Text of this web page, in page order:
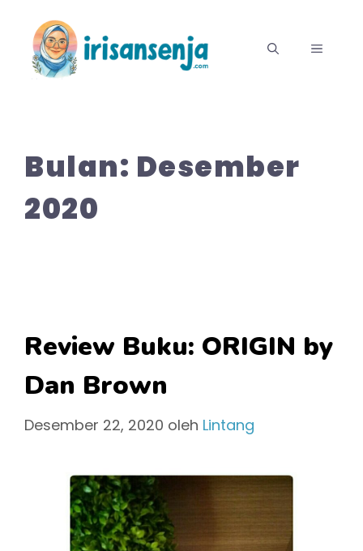
MENU
Bulan: Desember
2020
Review Buku: ORIGIN by
Dan Brown
Desember 22, 2020 oleh Lintang